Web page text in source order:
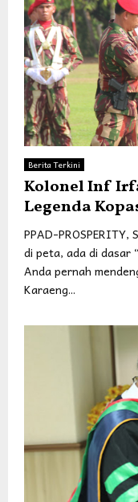
Berita Terkini
Kolonel Inf
Legenda
PPAD-
di peta, ada di dasar
Anda pernah
Karaeng...